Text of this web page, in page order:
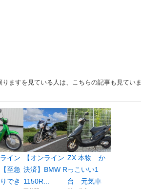
すを見ている人は、こちらの記事も見ていま
ライン
至急
でき
【オンライン
決済】BMW R
1150R...
ZX 本物 か
っこいい1
台 元気車